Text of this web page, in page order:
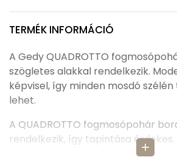
TERMÉK INFORMÁCIÓ
add
A Gedy QUADROTTO
szögletes alakkal rendelkezik.
képvisel, így minden mosdó
lehet.
A QUADROTTO fogmosópohár
rendelkezik, így tapintása érdekes.